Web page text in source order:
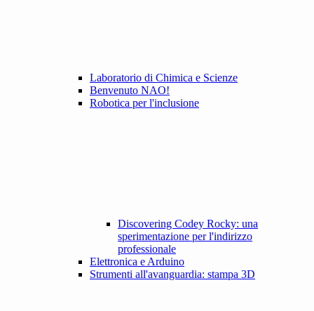
Laboratorio di Chimica e Scienze
Benvenuto NAO!
Robotica per l'inclusione
Discovering Codey Rocky: una
sperimentazione per l'indirizzo
professionale
Elettronica e Arduino
Strumenti all'avanguardia: stampa 3D